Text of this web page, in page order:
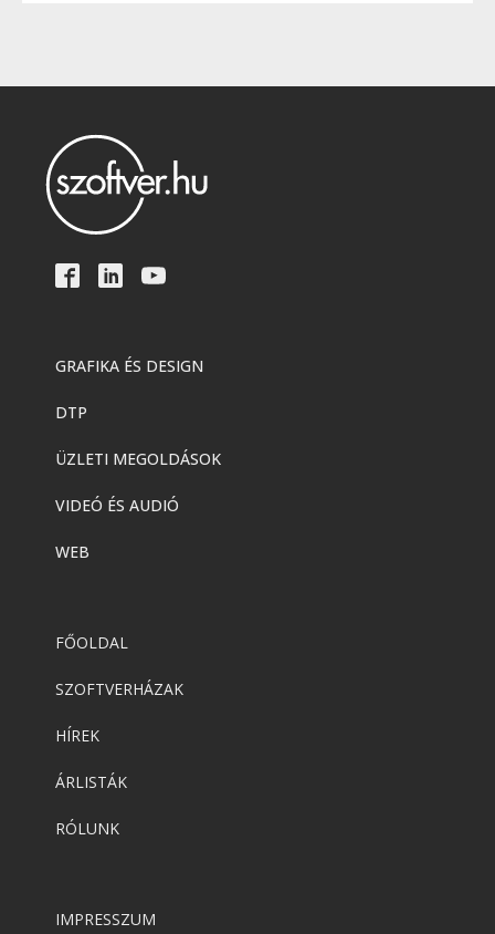
GRAFIKA ÉS DESIGN
DTP
ÜZLETI MEGOLDÁSOK
VIDEÓ ÉS AUDIÓ
WEB
FŐOLDAL
SZOFTVERHÁZAK
HÍREK
ÁRLISTÁK
RÓLUNK
IMPRESSZUM